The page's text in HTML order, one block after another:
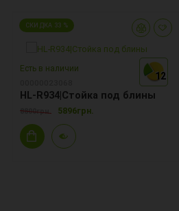
12
12
СКИДКА 33 %
Есть в наличии
HL-R934|Стойка под блины
8800грн. 5896грн.